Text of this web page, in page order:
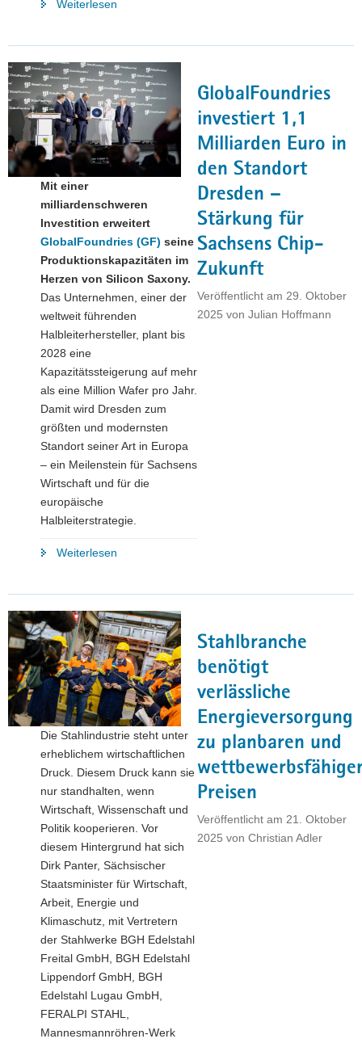
Weiterlesen
Wettbewerb
»Sächsischer
Meilenstein«
kürte
fünf
erfolgreiche
Nachfolgeregelungen"
GlobalFoundries
investiert 1,1
Milliarden Euro in
den Standort
Dresden –
Stärkung für
Sachsens Chip-
Zukunft
Veröffentlicht am 29. Oktober
2025 von Julian Hoffmann
Mit einer
milliardenschweren
Investition erweitert
GlobalFoundries (GF) seine
Produktionskapazitäten im
Herzen von Silicon Saxony.
Das Unternehmen, einer der
weltweit führenden
Halbleiterhersteller, plant bis
2028 eine
Kapazitätssteigerung auf mehr
als eine Million Wafer pro Jahr.
Damit wird Dresden zum
größten und modernsten
Standort seiner Art in Europa
– ein Meilenstein für Sachsens
Wirtschaft und für die
europäische
Halbleiterstrategie.
Weiterlesen
Milliarden
Euro
in
den
Standort
Dresden
–
Stärkung
für
Sachsens
Chip-
Zukunft"
Stahlbranche
benötigt
verlässliche
Energieversorgung
zu planbaren und
Preisen
Veröffentlicht am 21. Oktober
2025 von Christian Adler
Die Stahlindustrie steht unter
erheblichem wirtschaftlichen
Druck. Diesem Druck kann sie
nur standhalten, wenn
Wirtschaft, Wissenschaft und
Politik kooperieren. Vor
diesem Hintergrund hat sich
Dirk Panter, Sächsischer
Staatsminister für Wirtschaft,
Arbeit, Energie und
Klimaschutz, mit Vertretern
der Stahlwerke BGH Edelstahl
Freital GmbH, BGH Edelstahl
Lippendorf GmbH, BGH
Edelstahl Lugau GmbH,
FERALPI STAHL,
Mannesmannröhren-Werk